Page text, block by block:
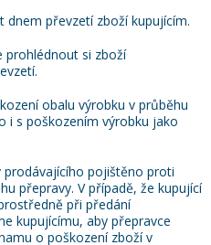
dnem převzetí zboží kupujícím.
prohlédnout si zboží
obalu výrobku v průběhu
i s poškozením výrobku jako
prodávajícího pojištěno proti
přepravy. V případě, že kupující
při předání
kupujícímu, aby přepravce
o poškození zboží v